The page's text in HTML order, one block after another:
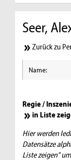
Seer,
Zurück zu
Name:
Regie /
in Liste
Hier werden
Datensätze
Liste zeigen"